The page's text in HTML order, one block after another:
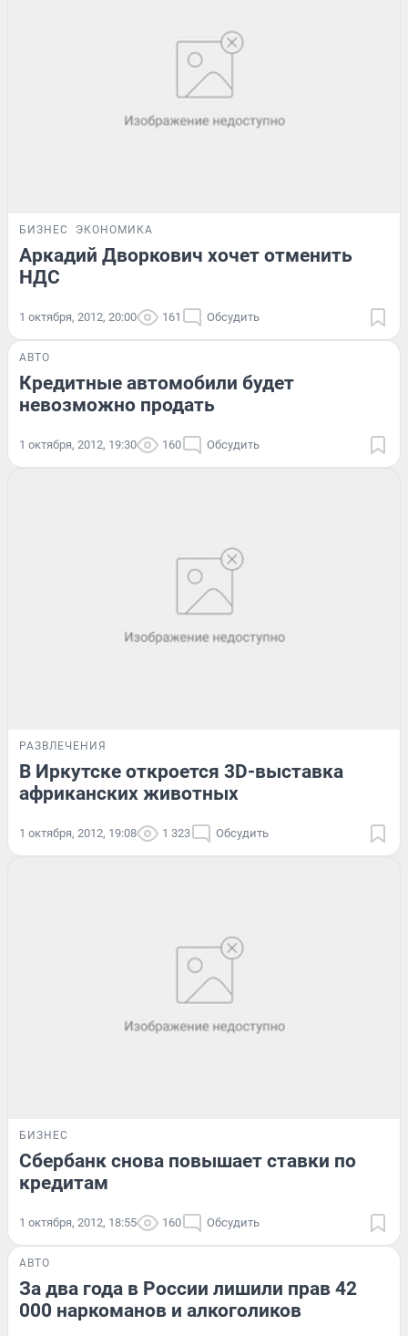
БИЗНЕС ЭКОНОМИКА
Аркадий Дворкович хочет отменить
НДС
1 октября, 2012, 20:00 161 Обсудить
АВТО
Кредитные автомобили будет
невозможно продать
1 октября, 2012, 19:30 160 Обсудить
РАЗВЛЕЧЕНИЯ
В Иркутске откроется 3D-выставка
африканских животных
1 октября, 2012, 19:08 1 323 Обсудить
БИЗНЕС
Сбербанк снова повышает ставки по
кредитам
1 октября, 2012, 18:55 160 Обсудить
АВТО
За два года в России лишили прав 42
000 наркоманов и алкоголиков